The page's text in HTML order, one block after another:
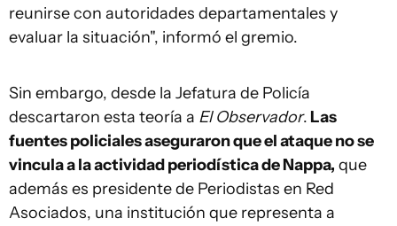
reunirse con autoridades departamentales y
evaluar la situación", informó el gremio.
Sin embargo, desde la Jefatura de Policía
descartaron esta teoría a El Observador. Las
fuentes policiales aseguraron que el ataque no se
vincula a la actividad periodística de Nappa, que
además es presidente de Periodistas en Red
Asociados, una institución que representa a